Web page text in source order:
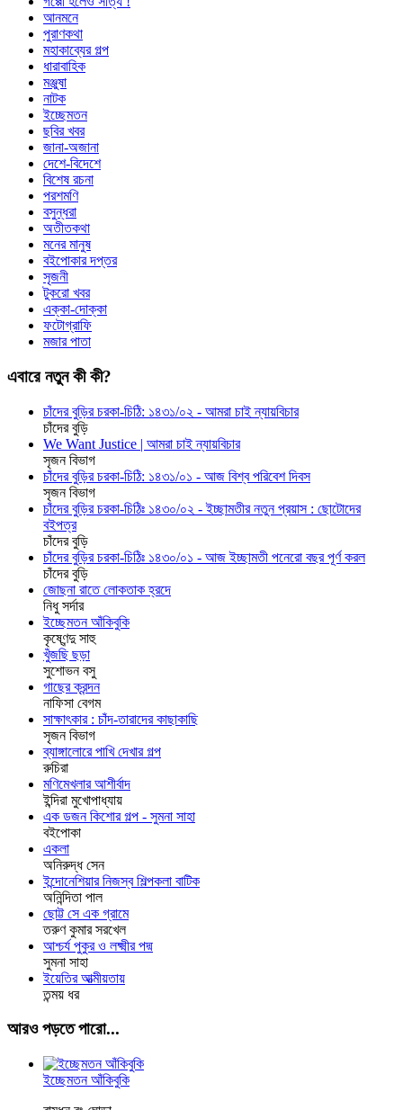
আনমনে
পুরাণকথা
মহাকাব্যের গল্প
ধারাবাহিক
মঞ্জুষা
নাটক
ইচ্ছেমতন
ছবির খবর
জানা-অজানা
দেশে-বিদেশে
বিশেষ রচনা
পরশমণি
বসুন্ধরা
অতীতকথা
মনের মানুষ
বইপোকার দপ্তর
সৃজনী
টুকরো খবর
এক্কা-দোক্কা
ফটোগ্রাফি
মজার পাতা
এবারে নতুন কী কী?
চাঁদের বুড়ির চরকা-চিঠি: ১৪৩১/০২ - আমরা চাই ন্যায়বিচার
চাঁদের বুড়ি
We Want Justice | আমরা চাই ন্যায়বিচার
সৃজন বিভাগ
চাঁদের বুড়ির চরকা-চিঠি: ১৪৩১/০১ - আজ বিশ্ব পরিবেশ দিবস
সৃজন বিভাগ
চাঁদের বুড়ির চরকা-চিঠিঃ ১৪৩০/০২ - ইচ্ছামতীর নতুন প্রয়াস : ছোটোদের
বইপত্র
চাঁদের বুড়ি
চাঁদের বুড়ির চরকা-চিঠিঃ ১৪৩০/০১ - আজ ইচ্ছামতী পনেরো বছর পূর্ণ করল
চাঁদের বুড়ি
জোছনা রাতে লোকতাক হ্রদে
নিধু সর্দার
ইচ্ছেমতন আঁকিবুকি
কৃষ্ণেন্দু সাহু
খুঁজছি ছড়া
সুশোভন বসু
গাছের ক্রন্দন
নাফিসা বেগম
সাক্ষাৎকার : চাঁদ-তারাদের কাছাকাছি
সৃজন বিভাগ
ব্যাঙ্গালোরে পাখি দেখার গল্প
রুচিরা
মণিমেখলার আশীর্বাদ
ইন্দিরা মুখোপাধ্যায়
এক ডজন কিশোর গল্প - সুমনা সাহা
বইপোকা
একলা
অনিরুদ্ধ সেন
ইন্দোনেশিয়ার নিজস্ব শিল্পকলা বাটিক
অনিন্দিতা পাল
ছোট্ট সে এক গ্রামে
তরুণ কুমার সরখেল
আশ্চর্য পুকুর ও লক্ষ্মীর পদ্ম
সুমনা সাহা
ইয়েতির আত্মীয়তায়
তন্ময় ধর
আরও পড়তে পারো...
ইচ্ছেমতন আঁকিবুকি